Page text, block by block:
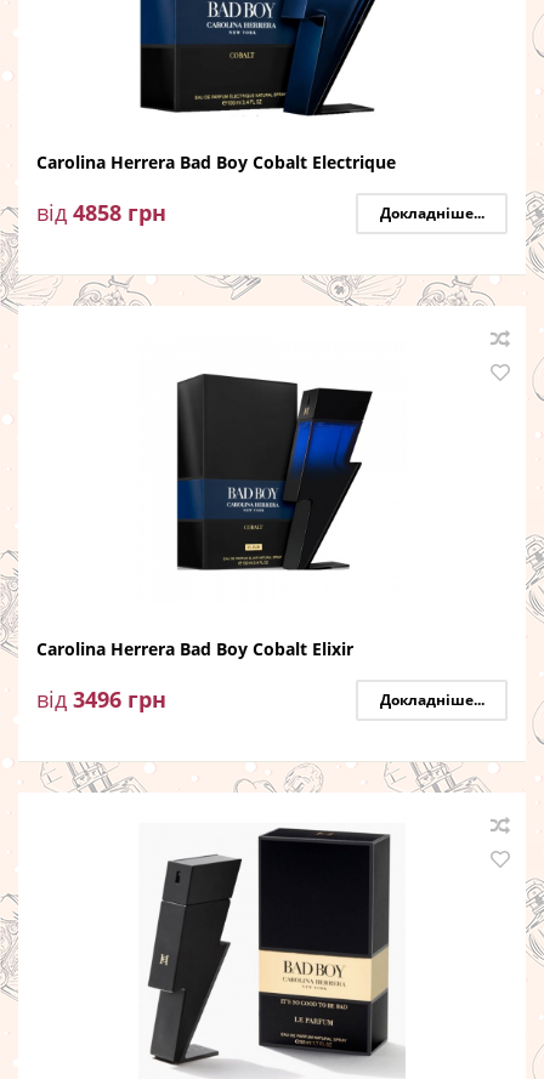
Carolina Herrera Bad Boy Cobalt Electrique
від 4858 грн Докладніше...
Carolina Herrera Bad Boy Cobalt Elixir
від 3496 грн Докладніше...